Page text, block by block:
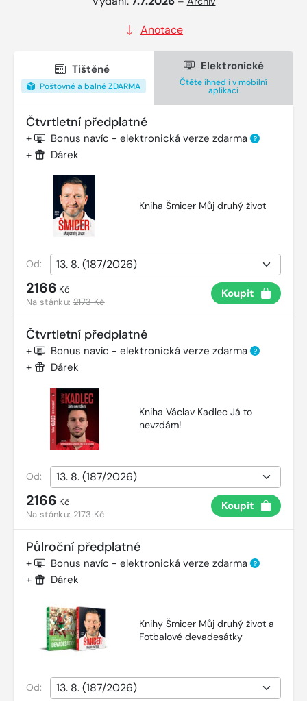
Anotace
Tištěné
Poštovné a balné ZDARMA
Elektronické
Čtěte ihned i v mobilní
aplikaci
Čtvrtletní předplatné
+ Bonus navíc - elektronická verze zdarma ?
+ Dárek
Kniha Šmicer Můj druhý život
Od:
2166 Kč
Na stánku:2173 Kč
Koupit
Čtvrtletní předplatné
+ Bonus navíc - elektronická verze zdarma ?
+ Dárek
Kniha Václav Kadlec Já to
nevzdám!
Od:
2166 Kč
Na stánku:2173 Kč
Koupit
Půlroční předplatné
+ Bonus navíc - elektronická verze zdarma ?
+ Dárek
Knihy Šmicer Můj druhý život a
Fotbalové devadesátky
Od: